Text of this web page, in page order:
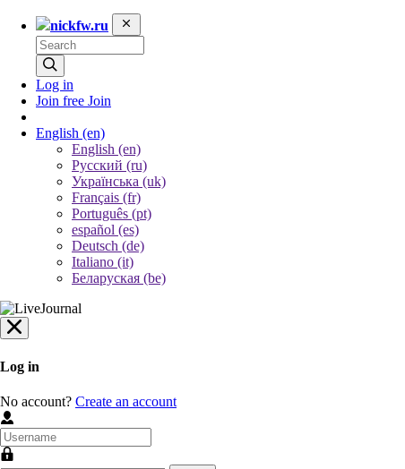
nickfw.ru
Log in
Join free Join
English (en)
English (en)
Русский (ru)
Українська (uk)
Français (fr)
Português (pt)
español (es)
Deutsch (de)
Italiano (it)
Беларуская (be)
Log in
No account? Create an account